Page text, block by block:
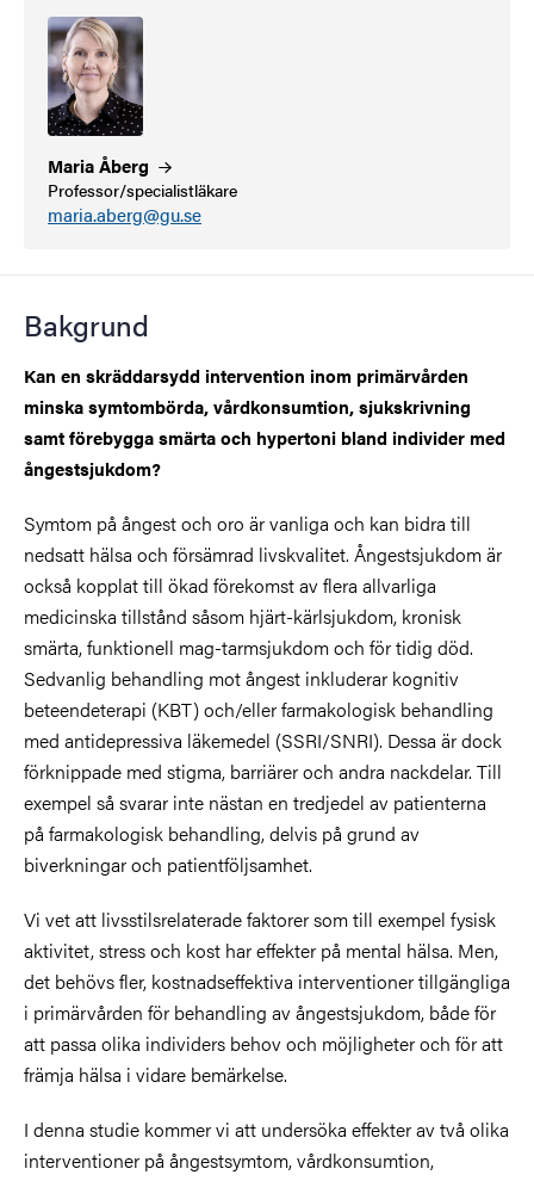
MariaÅberg
Professor/specialistläkare
maria.aberg@gu.se
Bakgrund
Kan en skräddarsydd intervention inom primärvården
minska symtombörda, vårdkonsumtion, sjukskrivning
samt förebygga smärta och hypertoni bland individer med
ångestsjukdom?
Symtom på ångest och oro är vanliga och kan bidra till
nedsatt hälsa och försämrad livskvalitet. Ångestsjukdom är
också kopplat till ökad förekomst av flera allvarliga
medicinska tillstånd såsom hjärt-kärlsjukdom, kronisk
smärta, funktionell mag-tarmsjukdom och för tidig död.
Sedvanlig behandling mot ångest inkluderar kognitiv
beteendeterapi (KBT) och/eller farmakologisk behandling
med antidepressiva läkemedel (SSRI/SNRI). Dessa är dock
förknippade med stigma, barriärer och andra nackdelar. Till
exempel så svarar inte nästan en tredjedel av patienterna
på farmakologisk behandling, delvis på grund av
biverkningar och patientföljsamhet.
Vi vet att livsstilsrelaterade faktorer som till exempel fysisk
aktivitet, stress och kost har effekter på mental hälsa. Men,
det behövs fler, kostnadseffektiva interventioner tillgängliga
i primärvården för behandling av ångestsjukdom, både för
att passa olika individers behov och möjligheter och för att
främja hälsa i vidare bemärkelse.
I denna studie kommer vi att undersöka effekter av två olika
interventioner på ångestsymtom, vårdkonsumtion,